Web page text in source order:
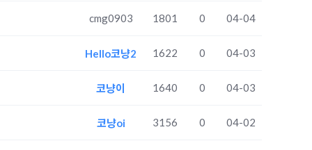
cmg0903 1801 0 04-04
Hello코냥2 1622 0 04-03
코냥이 1640 0 04-03
코냥oi 3156 0 04-02